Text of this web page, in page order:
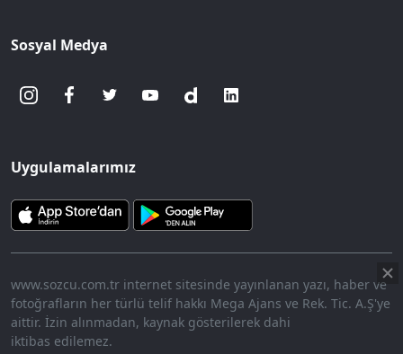
Sosyal Medya
Uygulamalarımız
www.sozcu.com.tr internet sitesinde yayınlanan yazı, haber ve
fotoğrafların her türlü telif hakkı Mega Ajans ve Rek. Tic. A.Ş'ye
aittir. İzin alınmadan, kaynak gösterilerek dahi
iktibas edilemez.